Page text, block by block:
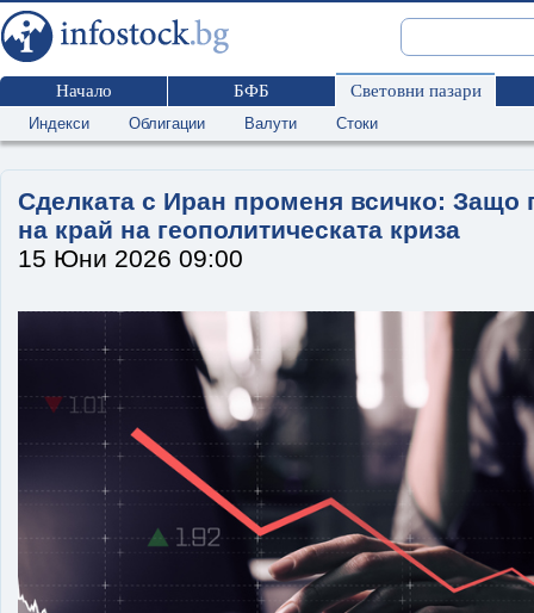
Начало БФБ Световни пазари
Индекси Облигации Валути Стоки
Сделката с Иран променя всичко: Защо
на край на геополитическата криза
15 Юни 2026 09:00